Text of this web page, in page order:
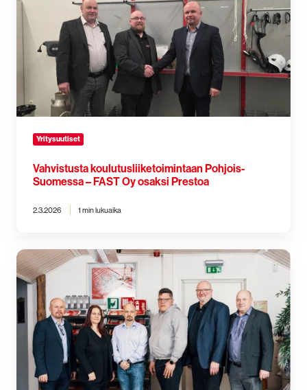
Pohjois-
Suomessa
FAST
Yritysuutiset
Vahvistusta koulutusliiketoimintaan Pohjois-
Suomessa – FAST Oy osaksi Prestoa
2.3.2026 1 min lukuaika
Presto ostaa
Next Safety Groupin
paloturvallisuusliiketoiminnan
Suomessa
ja
Ruotsissa